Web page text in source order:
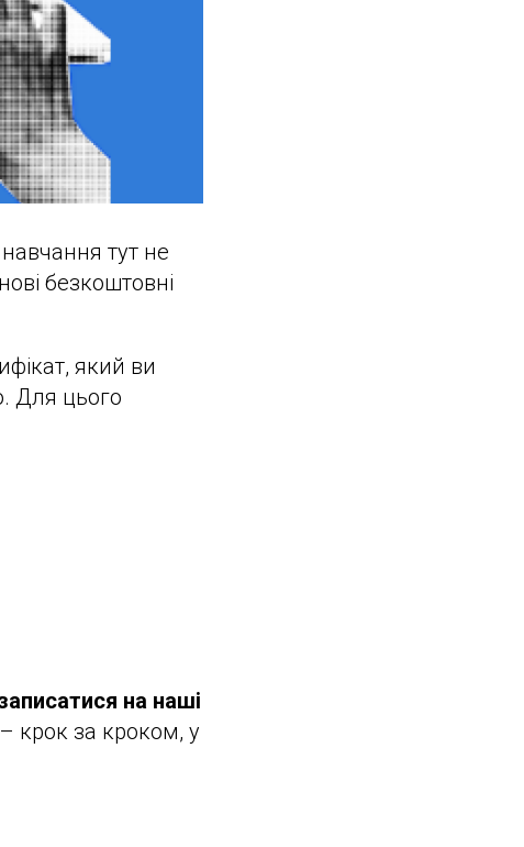
тут не
безкоштовні
який ви
Для цього
на наші
крок за кроком, у